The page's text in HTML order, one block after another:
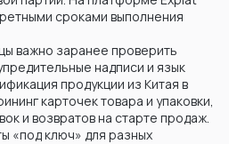
сроками выполнения
важно заранее проверить
надписи и язык
продукции из Китая в
карточек товара и упаковки,
и возвратов на старте продаж.
«под ключ» для разных